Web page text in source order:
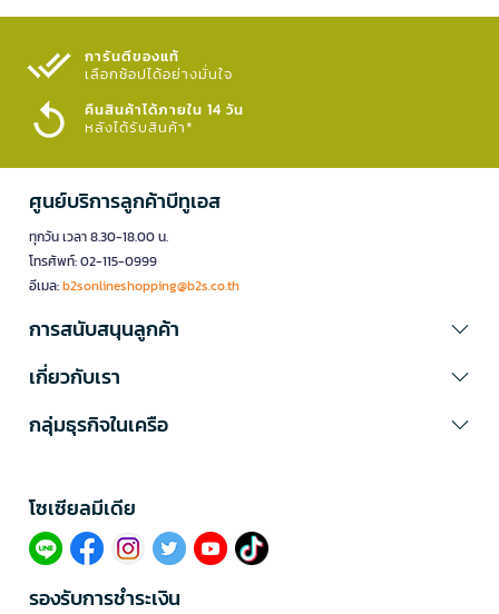
การันตีของแท้
เลือกช้อปได้อย่างมั่นใจ​
คืนสินค้าได้ภายใน 14 วัน
หลังได้รับสินค้า*
ศูนย์บริการลูกค้าบีทูเอส
ทุกวัน เวลา 8.30-18.00 น.
โทรศัพท์: 02-115-0999
อีเมล:b2sonlineshopping@b2s.co.th
การสนับสนุนลูกค้า
เกี่ยวกับเรา
กลุ่มธุรกิจในเครือ
โซเซียลมีเดีย​
รองรับการชำระเงิน